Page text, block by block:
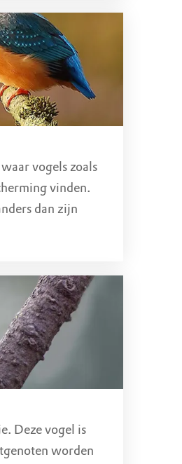
vogels zoals
vinden.
dan zijn
totaal niet
een hoge piep
de ijsvogel als
Deze vogel is
worden